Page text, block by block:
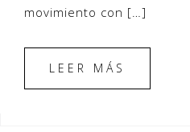
movimiento con […]
LEER MÁS